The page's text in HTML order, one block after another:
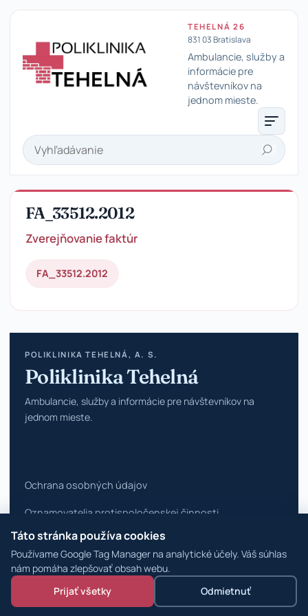
Táto stránka používa cookies
Používame Google Tag Manager na analytické účely. Váš súhlas
nám pomáha zlepšovať obsah webu.
Prijať všetky
Odmietnuť
TEHELNÁ 26
831 03 Bratislava
Ambulancie, služby a
informácie pre
návštevníkov na
jednom mieste.
Hľadať
FA_33512.2012
Zverejňovanie faktúr
FA_33512.2012
POLIKLINIKA TEHELNÁ, A. S.
Poliklinika Tehelná
Ambulancie, služby a informácie pre návštevníkov na
jednom mieste.
Ochrana osobných údajov
Oznamovatelia protispoločenskej činnosti
Vyhlásenie o prístupnosti
Zmeniť nastavenia cookies
© 2026 Poliklinika Tehelná · WordPress špecialisti